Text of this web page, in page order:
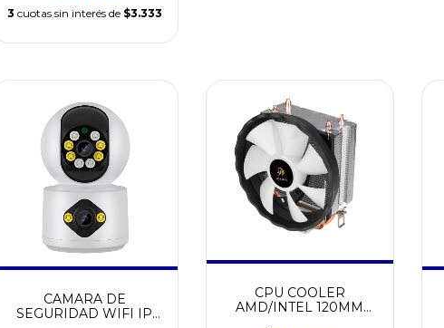
3 cuotas sin interés de $3.333
CAMARA DE
SEGURIDAD WIFI IP
CPU COOLER
AMD/INTEL 120MM